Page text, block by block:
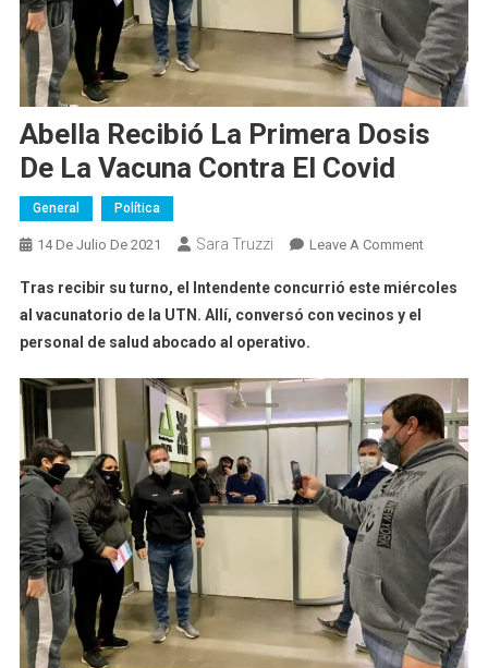
Abella Recibió La Primera Dosis
De La Vacuna Contra El Covid
General Política
14 De Julio De 2021 Sara Truzzi Leave A CommentOn
Recibió
De
La
Vacuna
Contra
El
Covid
Tras recibir su turno, el Intendente concurrió este miércoles
al vacunatorio de la UTN. Allí, conversó con vecinos y el
personal de salud abocado al operativo.